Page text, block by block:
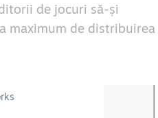
de jocuri să-și
maximum de distribuirea